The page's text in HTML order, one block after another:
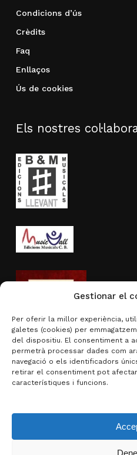
Gestionar el
Per oferir la millor experiència,
galetes (cookies) per
del dispositiu. El consentiment a
permetrà processar dades com
navegació o els identificadors
retirar el consentiment pot
característiques i funcions.
Condicions d’ús
Crèdits
Faq
Enllaços
Ús de cookies
Els nostres
Activitat